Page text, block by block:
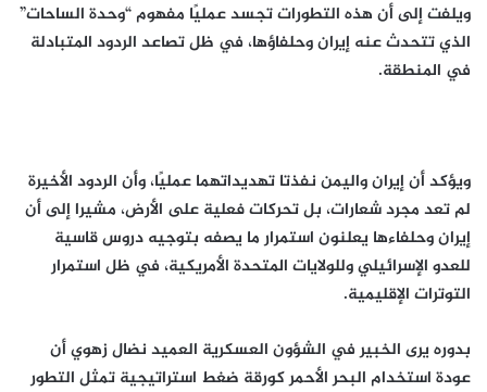
ويلفت إلى أن هذه التطورات تجسد عمليًا مفهوم “وحدة الساحات”
الذي تتحدث عنه إيران وحلفاؤها، في ظل تصاعد الردود المتبادلة
في المنطقة.
ويؤكد أن إيران واليمن نفذتا تهديداتهما عمليًا، وأن الردود الأخيرة
لم تعد مجرد شعارات، بل تحركات فعلية على الأرض، مشيرا إلى أن
إيران وحلفاءها يعلنون استمرار ما يصفه بتوجيه دروس قاسية
للعدو الإسرائيلي وللولايات المتحدة الأمريكية، في ظل استمرار
التوترات الإقليمية.
بدوره يرى الخبير في الشؤون العسكرية العميد نضال زهوي أن
عودة استخدام البحر الأحمر كورقة ضغط استراتيجية تمثل التطور